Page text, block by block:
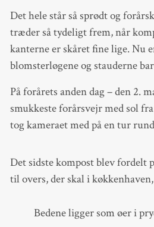
Det hele står så sprødt og
træder så tydeligt frem, når
kanterne er skåret fine lige. Nu
blomsterløgene og stauderne
På forårets anden dag – den 2.
smukkeste forårsvejr med sol
tog kameraet med på en tur
Det sidste kompost blev fordelt
til overs, der skal i
Bedene ligger som øer i